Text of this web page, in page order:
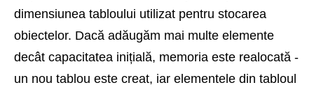
dimensiunea tabloului utilizat pentru stocarea
obiectelor. Dacă adăugăm mai multe elemente
decât capacitatea inițială, memoria este realocată -
un nou tablou este creat, iar elementele din tabloul